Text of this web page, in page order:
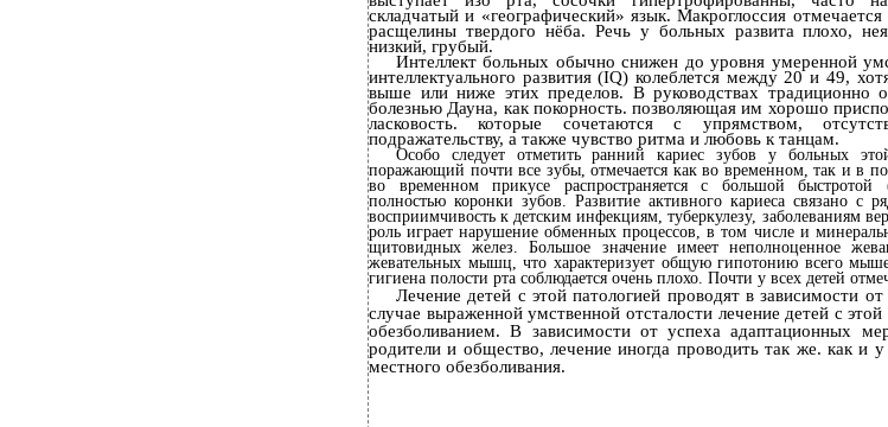
складчатый и «географический» язык. Макроглоссия
расщелины твердого нёба. Речь у больных развита плохо,
низкий, грубый.
Интеллект больных обычно снижен до уровня умеренной
интеллектуального развития (IQ) колеблется между 20 и 49,
выше или ниже этих пределов. В руководствах традиционно
болезнью Дауна, как покорность. позволяющая им хорошо
ласковость. которые сочетаются с упрямством,
подражательству, а также чувство ритма и любовь к танцам.
Особо следует отметить ранний кариес зубов у больных
поражающий почти все зубы, отмечается как во временном, так и в
во временном прикусе распространяется с большой быстротой
полностью коронки зубов. Развитие активного кариеса связано с
восприимчивость к детским инфекциям, туберкулезу, заболеваниям
роль играет нарушение обменных процессов, в том числе и
щитовидных желез. Большое значение имеет неполноценное
жевательных мышц, что характеризует общую гипотонию всего
гигиена полости рта соблюдается очень плохо. Почти у всех детей
Лечение детей с этой патологией проводят в зависимости
случае выраженной умственной отсталости лечение детей с
обезболиванием. В зависимости от успеха адаптационных
родители и общество, лечение иногда проводить так же. как и
местного обезболивания.